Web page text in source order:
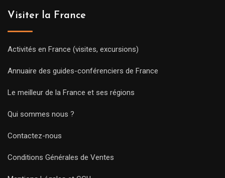
Visiter la France
Activités en France (visites, excursions)
Annuaire des guides-conférenciers de France
Le meilleur de la France et ses régions
Qui sommes nous ?
Contactez-nous
Conditions Générales de Ventes